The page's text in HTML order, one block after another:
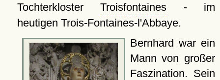
TochterklosterTroisfontaines - im
heutigen Trois-Fontaines-l'Abbaye.
Bernhard war ein
Mann von großer
Faszination. Sein